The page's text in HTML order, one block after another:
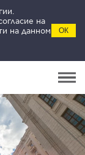
на
на данном
ОК